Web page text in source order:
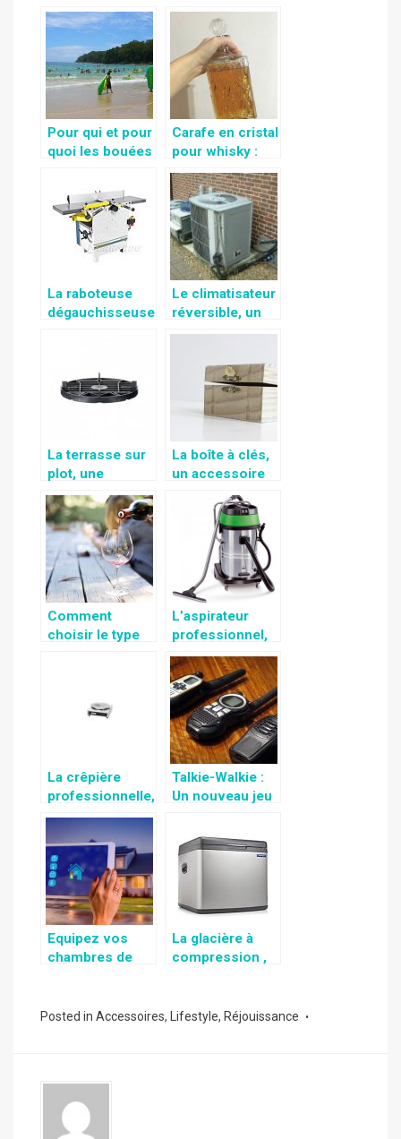
avec le map
monde déco
parasol
chauffant!
Pour qui et pour
quoi les bouées
Carafe en cristal
pour whisky :
Quelques règles
qui guideront
votre achat
La raboteuse
dégauchisseuse
multifonctions
Le climatisateur
réversible, un
appareil à
fonctions de
chauffage et de
rafraîchissemen
La terrasse sur
plot, une
construction de
la terrasse
offrant un côté
esthétique à
moindre coût
La boîte à clés,
un accessoire
de rangement
idéal pour les
Comment
choisir le type
L’aspirateur
professionnel,
un accessoire
idéal pour
assurer un
excellent
nettoyage
La crêpière
professionnelle,
pour une
excellente
préparation des
crêpes
Talkie-Walkie :
Un nouveau jeu
Equipez vos
chambres de
connectées
La glacière à
compression ,
conservation de
Posted in Accessoires, Lifestyle, Réjouissance